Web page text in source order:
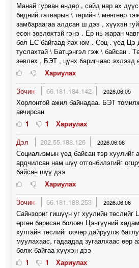
Манай гурван өндөр , сайд нар ах
бидний татварын \ төрийн \ мөнгөөр
замбараагаа алдсан ш дээ , хүүхэн
есөн зөвлөхтэй гэнэ . Ер нь жаран
бол ЕС байгаад яах юм . Соц . үед Цэ
туслахтай \ Батцэнгэл гэж \ байсан .
зөвлөх , БЭТ , цүнх баригчаас эхлээд
Хариулах
Зочин
66.181.184.142 2026.06.05
Хорлонтой ажил байнадаа. БЭТ
авчирсан
1
1
Хариулах
Дэл
202.55.188.126 2026.06.06
Социализмын үед байсан тэр хуулийг
ардчилсан нам шүү отгонбилэгийг
байсан шүү дээ
Хариулах
Зочин
66.181.188.253 2026.06.06
Сайнзориг гишүүн yг хуулийн төслийг
өргөн барисан боловч Цэнгүүний
хулгайн төслийг оочeр дайруулж
муулахаас, гадаадад зугаалхаас өөр
болж байгаа хүүхэн дээ
1
1
Хариулах